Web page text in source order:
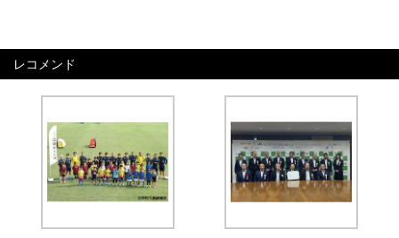
レコメンド